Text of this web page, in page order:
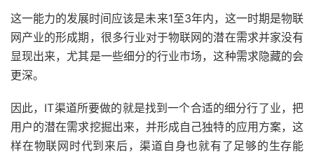
这一能力的发展时间应该是未来1至3年内，这一时期是物联
网产业的形成期，很多行业对于物联网的潜在需求并家没有
显现出来，尤其是一些细分的行业市场，这种需求隐藏的会
更深。
因此，IT渠道所要做的就是找到一个合适的细分行了业，把
用户的潜在需求挖掘出来，并形成自己独特的应用方案，这
样在物联网时代到来后，渠道自身也就有了足够的生存能